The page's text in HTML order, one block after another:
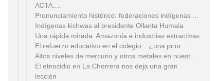
ACTA....
Pronunciamiento histórico: federaciones indígenas ...
Indígenas kichwas al presidente Ollanta Humala
Una rápida mirada: Amazonía e industrias extractivas
El refuerzo educativo en el colegio... ¿una prior...
Altos niveles de mercurio y otros metales en nuest...
El etnocidio en La Chorrera nos deja una gran
lección